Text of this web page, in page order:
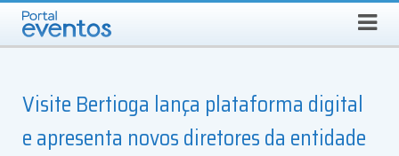
SEXTA-FEIRA, 7 DE AGOSTO DE 2026 Busca
Visite Bertioga lança plataforma digital
e apresenta novos diretores da entidade